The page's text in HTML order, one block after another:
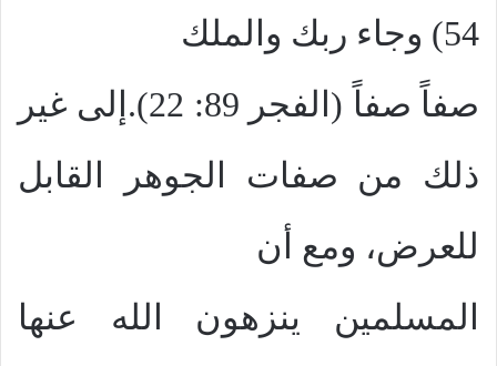
54) وجاء ربك والملك
صفاً صفاً (الفجر 89: 22).إلى غير
ذلك من صفات الجوهر القابل
للعرض، ومع أن
المسلمين ينزهون الله عنها